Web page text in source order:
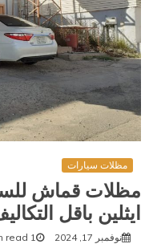
مظلات سيارات
مظلات قماش
ايثلين باقل
نوفمبر 17, 2024 1 min read